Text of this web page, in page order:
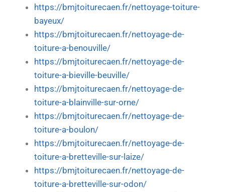
https://bmjtoiturecaen.fr/nettoyage-toiture-
bayeux/
https://bmjtoiturecaen.fr/nettoyage-de-
toiture-a-benouville/
https://bmjtoiturecaen.fr/nettoyage-de-
toiture-a-bieville-beuville/
https://bmjtoiturecaen.fr/nettoyage-de-
toiture-a-blainville-sur-orne/
https://bmjtoiturecaen.fr/nettoyage-de-
toiture-a-boulon/
https://bmjtoiturecaen.fr/nettoyage-de-
toiture-a-bretteville-sur-laize/
https://bmjtoiturecaen.fr/nettoyage-de-
toiture-a-bretteville-sur-odon/